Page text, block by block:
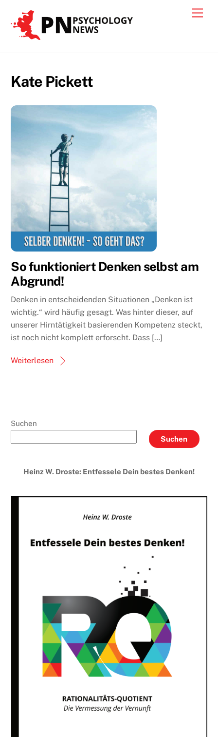
content
Kate Pickett
So funktioniert Denken selbst am
Abgrund!
Denken in entscheidenden Situationen „Denken ist
wichtig.“ wird häufig gesagt. Was hinter dieser, auf
unserer Hirntätigkeit basierenden Kompetenz steckt,
ist noch nicht komplett erforscht. Dass […]
Weiterlesen
Suchen
Suchen
Heinz W. Droste: Entfessele Dein bestes Denken!